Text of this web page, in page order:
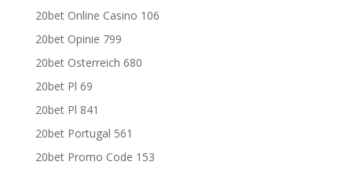
20bet Online Casino 106
20bet Opinie 799
20bet Osterreich 680
20bet Pl 69
20bet Pl 841
20bet Portugal 561
20bet Promo Code 153